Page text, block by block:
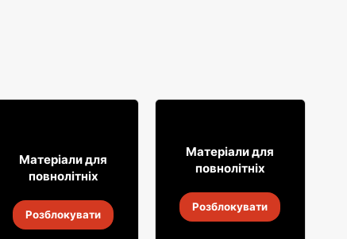
2999
Горілка Żołądkowa
Gorzka
18 серп. 2026
Матеріали для
повнолітніх
Розблокувати
4999
-18 серп. 2026
Матеріали для
повнолітніх
Розблокувати